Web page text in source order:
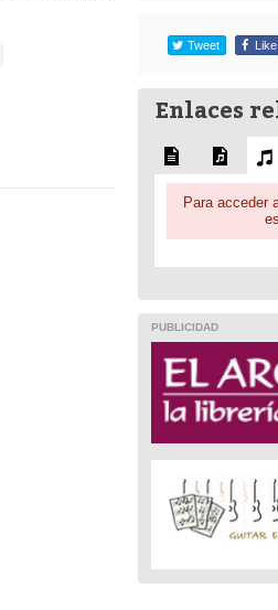
Tweet Like
Enlaces
Para acceder
PUBLICIDAD